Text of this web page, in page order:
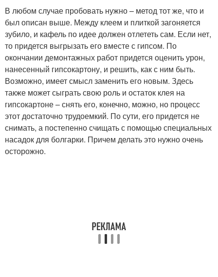
В любом случае пробовать нужно – метод тот же, что и
был описан выше. Между клеем и плиткой загоняется
зубило, и кафель по идее должен отлететь сам. Если нет,
то придется выгрызать его вместе с гипсом. По
окончании демонтажных работ придется оценить урон,
нанесенный гипсокартону, и решить, как с ним быть.
Возможно, имеет смысл заменить его новым. Здесь
также может сыграть свою роль и остаток клея на
гипсокартоне – снять его, конечно, можно, но процесс
этот достаточно трудоемкий. По сути, его придется не
снимать, а постепенно счищать с помощью специальных
насадок для болгарки. Причем делать это нужно очень
осторожно.